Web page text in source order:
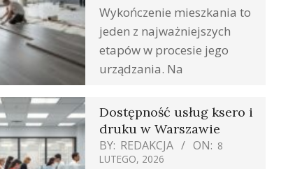
Wykończenie mieszkania to
jeden z najważniejszych
etapów w procesie jego
urządzania. Na
Dostępność usług ksero i
druku w Warszawie
BY: REDAKCJA ON: 8
LUTEGO, 2026